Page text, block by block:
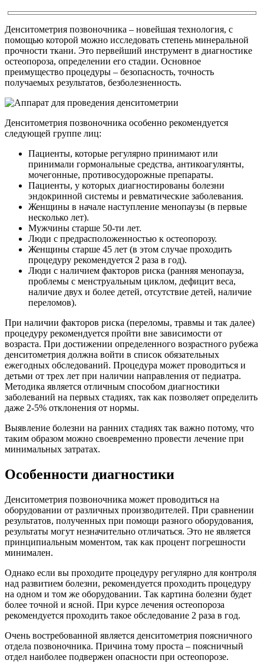
Денситометрия позвоночника – новейшая технология, с
помощью которой можно исследовать степень минеральной
прочности ткани. Это первейший инструмент в диагностике
остеопороза, определении его стадии. Основное
преимущество процедуры – безопасность, точность
получаемых результатов, безболезненность.
Денситометрия позвоночника особенно рекомендуется
следующей группе лиц:
Пациенты, которые регулярно принимают или
принимали гормональные средства, антикоагулянты,
мочегонные, противосудорожные препараты.
Пациенты, у которых диагностированы болезни
эндокринной системы и ревматические заболевания.
Женщины в начале наступление менопаузы (в первые
несколько лет).
Мужчины старше 50-ти лет.
Люди с предрасположенностью к остеопорозу.
Женщины старше 45 лет (в этом случае проходить
процедуру рекомендуется 2 раза в год).
Люди с наличием факторов риска (ранняя менопауза,
проблемы с менструальным циклом, дефицит веса,
наличие двух и более детей, отсутствие детей, наличие
переломов).
При наличии факторов риска (переломы, травмы и так далее)
процедуру рекомендуется пройти вне зависимости от
возраста. При достижении определенного возрастного рубежа
денситометрия должна войти в список обязательных
ежегодных обследований. Процедура может проводиться и
детьми от трех лет при наличии направления от педиатра.
Методика является отличным способом диагностики
заболеваний на первых стадиях, так как позволяет определить
даже 2-5% отклонения от нормы.
Выявление болезни на ранних стадиях так важно потому, что
таким образом можно своевременно провести лечение при
минимальных затратах.
Особенности диагностики
Денситометрия позвоночника может проводиться на
оборудовании от различных производителей. При сравнении
результатов, полученных при помощи разного оборудования,
результаты могут незначительно отличаться. Это не является
принципиальным моментом, так как процент погрешности
минимален.
Однако если вы проходите процедуру регулярно для контроля
над развитием болезни, рекомендуется проходить процедуру
на одном и том же оборудовании. Так картина болезни будет
более точной и ясной. При курсе лечения остеопороза
рекомендуется проходить такое обследование 2 раза в год.
Очень востребованной является денситометрия поясничного
отдела позвоночника. Причина тому проста – поясничный
отдел наиболее подвержен опасности при остеопорозе.